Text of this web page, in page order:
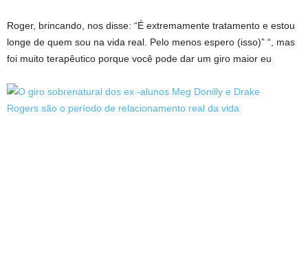
Roger, brincando, nos disse: “É extremamente tratamento e estou
longe de quem sou na vida real. Pelo menos espero (isso)” “, mas
foi muito terapêutico porque você pode dar um giro maior eu